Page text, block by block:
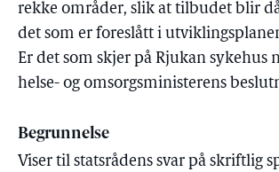
rekke områder, slik at tilbudet blir
det som er foreslått i
Er det som skjer på Rjukan sykehus
helse- og omsorgsministerens
Begrunnelse
Viser til statsrådens svar på skriftlig